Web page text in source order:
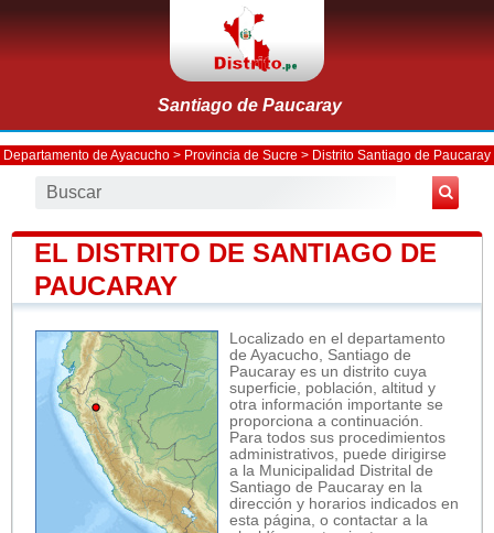
Santiago de Paucaray
Departamento de Ayacucho > Provincia de Sucre > Distrito Santiago de Paucaray
EL DISTRITO DE SANTIAGO DE
PAUCARAY
Localizado en el departamento
de Ayacucho, Santiago de
Paucaray es un distrito cuya
superficie, población, altitud y
otra información importante se
proporciona a continuación.
Para todos sus procedimientos
administrativos, puede dirigirse
a la Municipalidad Distrital de
Santiago de Paucaray en la
dirección y horarios indicados en
esta página, o contactar a la